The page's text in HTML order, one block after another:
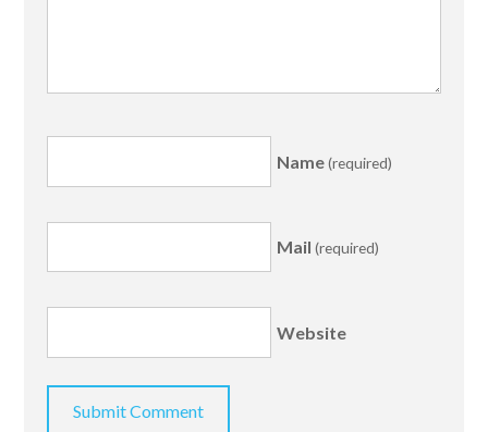
Name(required)
Mail (required)
Website